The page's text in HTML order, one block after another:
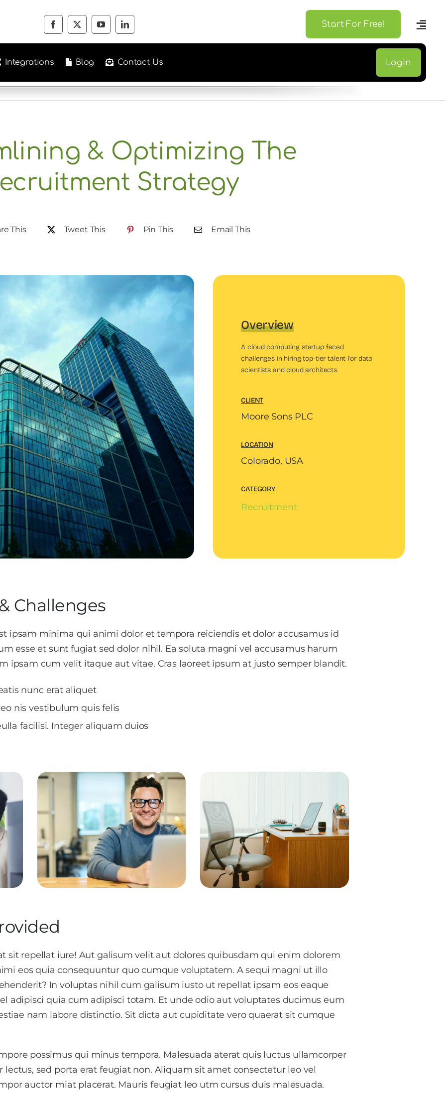
Start For Free!
Integrations Blog Contact Us Login
& Optimizing The
Strategy
This Tweet This Pin This Email This
Overview
A cloud computing startup faced
challenges in hiring top-tier talent for data
scientists and cloud architects.
CLIENT
Moore Sons PLC
LOCATION
Colorado, USA
CATEGORY
Recruitment
Challenges
ipsam minima qui animi dolor et tempora reiciendis et dolor accusamus id
esse et sunt fugiat sed dolor nihil. Ea soluta magni vel accusamus harum
ipsam cum velit itaque aut vitae. Cras laoreet ipsum at justo semper blandit.
nunc erat aliquet
nis vestibulum quis felis
facilisi. Integer aliquam duios
sit repellat iure! Aut galisum velit aut dolores quibusdam qui enim dolorem
eos quia consequuntur quo cumque voluptatem. A sequi magni ut illo
In voluptas nihil cum galisum iusto ut repellat ipsam eos eaque
adipisci quia cum adipisci totam. Et unde odio aut voluptates ducimus eum
nam labore distinctio. Sit dicta aut cupiditate vero quaerat sit cumque
possimus qui minus tempora. Malesuada aterat quis luctus ullamcorper
sed porta erat feugiat non. Aliquam sit amet consectetur leo vel
auctor miat placerat. Mauris feugiat leo utm cursus duis malesuada.